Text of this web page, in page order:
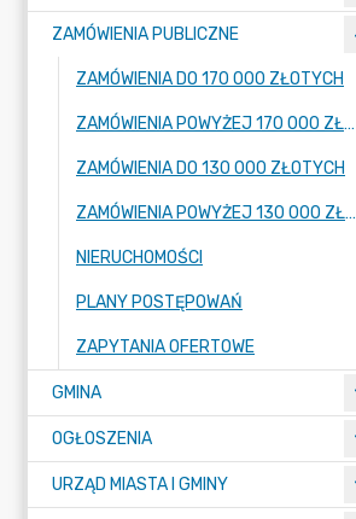
ZAMÓWIENIA PUBLICZNE
ZAMÓWIENIA DO 170 000 ZŁOTYCH
ZAMÓWIENIA POWYŻEJ 170 000 ZŁOTYCH
ZAMÓWIENIA DO 130 000 ZŁOTYCH
ZAMÓWIENIA POWYŻEJ 130 000 ZŁOTYCH
NIERUCHOMOŚCI
PLANY POSTĘPOWAŃ
ZAPYTANIA OFERTOWE
GMINA
OGŁOSZENIA
URZĄD MIASTA I GMINY